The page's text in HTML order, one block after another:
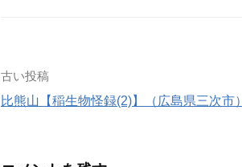
投
稿
古い投稿
比熊山【稲生物怪録(2)】（広島県三次市）